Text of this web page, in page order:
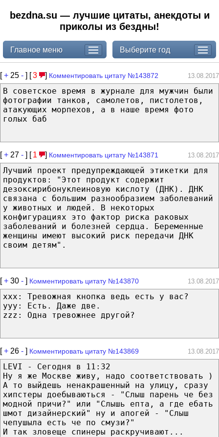
bezdna.su — лучшие цитаты, анекдоты и
приколы из бездны!
Главное меню Выберите год
[+ 25 - ] [3 ] Комментировать цитату №143872 13.08.2017
В советское время в журнале для мужчин были
фотографии танков, самолетов, пистолетов,
атакующих морпехов, а в наше время фото
голых баб
[+ 27 - ] [ 1 ] Комментировать цитату №143871 13.08.2017
Лучший проект предупреждающей этикетки для
продуктов: "Этот продукт содержит
дезоксирибонуклеиновую кислоту (ДНК). ДНК
связана с большим разнообразием заболеваний
у животных и людей. В некоторых
конфигурациях это фактор риска раковых
заболеваний и болезней сердца. Беременные
женщины имеют высокий риск передачи ДНК
своим детям".
[+ 30 - ] Комментировать цитату №143870 13.08.2017
xxx: Тревожная кнопка ведь есть у вас?
yyy: Есть. Даже две.
zzz: Одна тревожнее другой?
[+ 26 - ] Комментировать цитату №143869 13.08.2017
LEVI - Сегодня в 11:32
Ну я же Москве живу, надо соответствовать )
А то выйдешь ненакрашенный на улицу, сразу
хипстеры доебываються - "Слыш парень че без
модной причи?" или "Слышь епта, а где ебать
шмот дизайнерский" ну и апогей - "Слыш
чепушыла есть че по смузи?"
И так зловеще спинеры раскручивают...